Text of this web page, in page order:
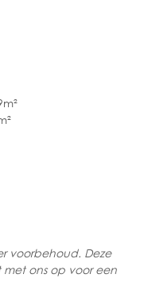
voorbehoud. Deze
ons op voor een